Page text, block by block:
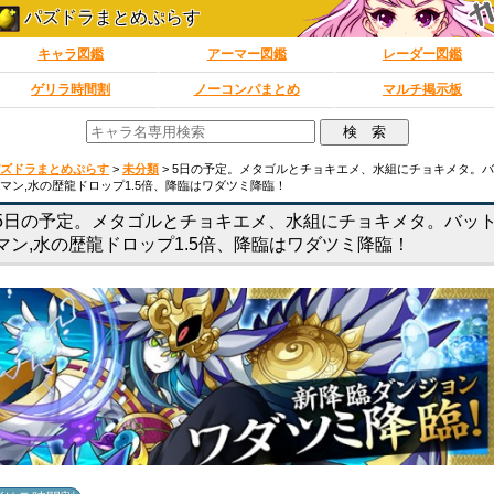
パズドラまとめぷらす
キャラ図鑑 アーマー図鑑 レーダー図鑑
ゲリラ時間割 ノーコンパまとめ マルチ掲示板
ドラまとめぷらす > 未分類 > 5日の予定。メタゴルとチョキエメ、水組にチョキメタ。
ン,水の歴龍ドロップ1.5倍、降臨はワダツミ降臨！
日の予定。メタゴルとチョキエメ、水組にチョキメタ。バッ
ン,水の歴龍ドロップ1.5倍、降臨はワダツミ降臨！